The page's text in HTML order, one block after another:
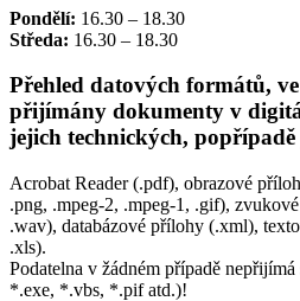
Pondělí: 16.30 – 18.30
Středa: 16.30 – 18.30
Přehled datových formátů,
přijímány dokumenty v
jejich technických,
Acrobat Reader (.pdf), obrazové
.png, .mpeg-2, .mpeg-1, .gif),
.wav), databázové přílohy (.xml),
.xls).
Podatelna v žádném případě
*.exe, *.vbs, *.pif atd.)!